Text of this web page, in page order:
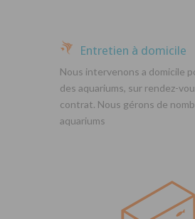
Entretien à domicile
Nous intervenons a domicile
des aquariums, sur rendez-
contrat. Nous gérons de
aquariums